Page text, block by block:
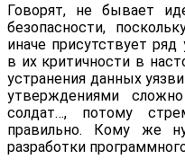
Говорят, не бывает
безопасности,
иначе присутствует
в их критичности в
устранения данных
утверждениями
солдат…, потому
правильно. Кому же
разработки